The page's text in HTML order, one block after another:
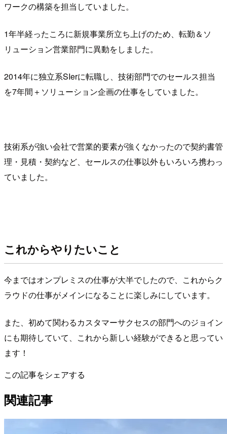
ワークの構築を担当していました。
1年半経ったころに新規事業所立ち上げのため、転勤＆ソ
リューション営業部門に異動をしました。
2014年に独立系SIerに転職し、技術部門でのセールス担当
を7年間＋ソリューション企画の仕事をしていました。
技術系が強い会社で営業的要素が強くなかったので契約書管
理・見積・契約など、セールスの仕事以外もいろいろ携わっ
ていました。
これからやりたいこと
今まではオンプレミスの仕事が大半でしたので、これからク
ラウドの仕事がメインになることに楽しみにしています。
また、初めて関わるカスタマーサクセスの部門へのジョイン
にも期待していて、これから新しい経験ができると思ってい
ます！
この記事をシェアする
関連記事